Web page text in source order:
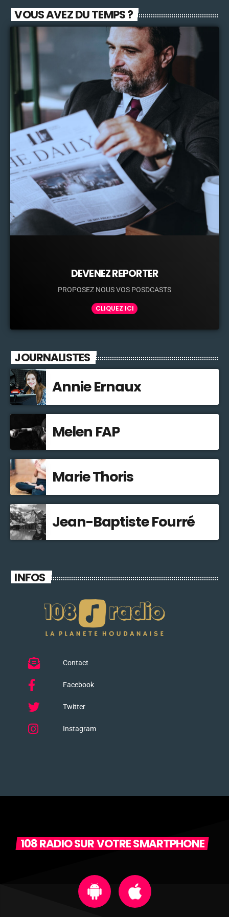
excès. Vous aussi vous allez changer le format de vos vacances
….
VOUS AVEZ DU TEMPS ?
DEVENEZ REPORTER
PROPOSEZ NOUS VOS POSDCASTS
CLIQUEZ ICI
JOURNALISTES
Annie Ernaux
Melen FAP
Marie Thoris
Jean-Baptiste Fourré
INFOS
Contact
Facebook
Twitter
Instagram
108 RADIO SUR VOTRE SMARTPHONE